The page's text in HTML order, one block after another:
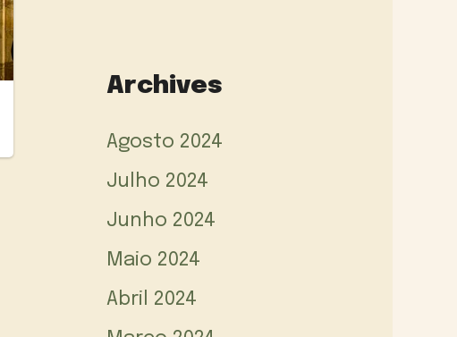
Archives
Agosto 2024
Julho 2024
Junho 2024
Maio 2024
Abril 2024